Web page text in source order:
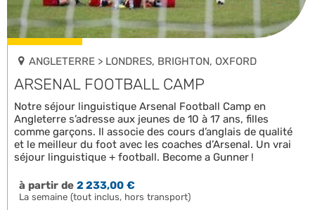
ANGLETERRE > LONDRES, BRIGHTON, OXFORD
ARSENAL FOOTBALL CAMP
Notre séjour linguistique Arsenal Football Camp en
Angleterre s’adresse aux jeunes de 10 à 17 ans, filles
comme garçons. Il associe des cours d’anglais de qualité
et le meilleur du foot avec les coaches d’Arsenal. Un vrai
séjour linguistique + football. Become a Gunner !
à partir de2 233,00 €
La semaine (tout inclus, hors transport)